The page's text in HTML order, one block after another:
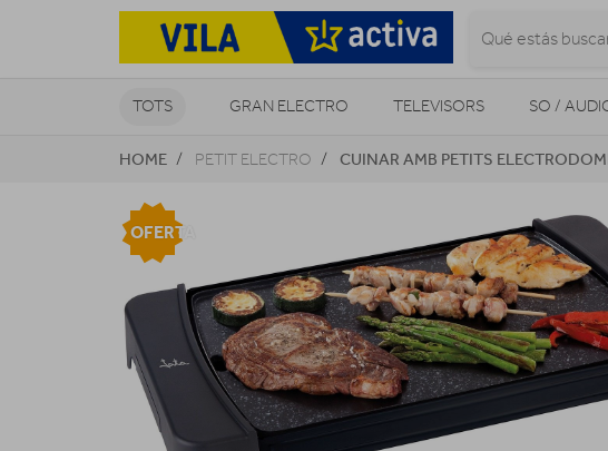
TOTS GRAN ELECTRO TELEVISORS SO /
CLIMATITZACIÓ I CALEFACCIÓ MOBILITAT
HOME PETIT ELECTRO CUINAR AMB PETITS
OFERTA